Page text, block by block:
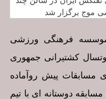
موج برگزار شد
فرهنگی ورزشی
کشتیرانی جمهوری
مسابقات پیش رو‌آماده
۱۳ دی ماه مسابقه دوستانه ای با تیم